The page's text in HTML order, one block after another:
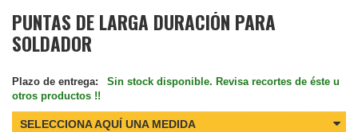
PUNTAS DE LARGA DURACIÓN PARA
SOLDADOR
Plazo de entrega:
Sin stock disponible. Revisa recortes de éste u
otros productos !!
SELECCIONA AQUÍ UNA MEDIDA